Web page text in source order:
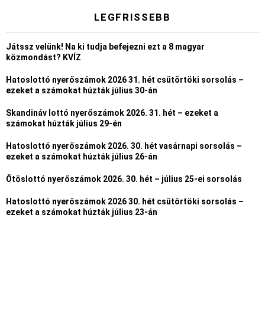
LEGFRISSEBB
Játssz velünk! Na ki tudja befejezni ezt a 8 magyar
közmondást? KVÍZ
Hatoslottó nyerőszámok 2026 31. hét csütörtöki sorsolás –
ezeket a számokat húzták július 30-án
Skandináv lottó nyerőszámok 2026. 31. hét – ezeket a
számokat húzták július 29-én
Hatoslottó nyerőszámok 2026. 30. hét vasárnapi sorsolás –
ezeket a számokat húzták július 26-án
Ötöslottó nyerőszámok 2026. 30. hét – július 25-ei sorsolás
Hatoslottó nyerőszámok 2026 30. hét csütörtöki sorsolás –
ezeket a számokat húzták július 23-án